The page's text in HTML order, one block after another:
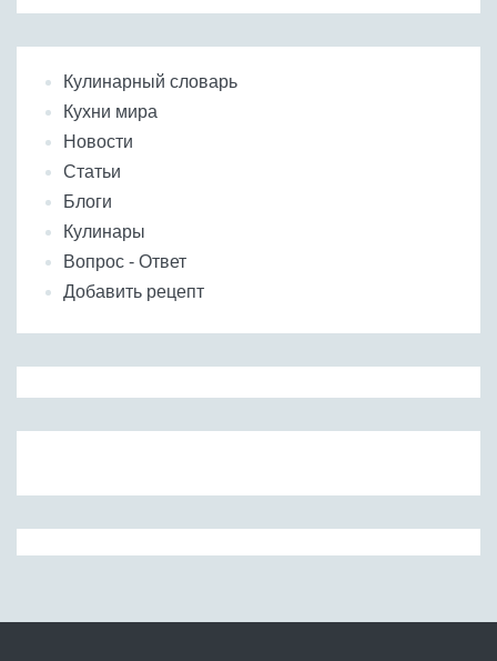
Кулинарный словарь
Кухни мира
Новости
Статьи
Блоги
Кулинары
Вопрос - Ответ
Добавить рецепт